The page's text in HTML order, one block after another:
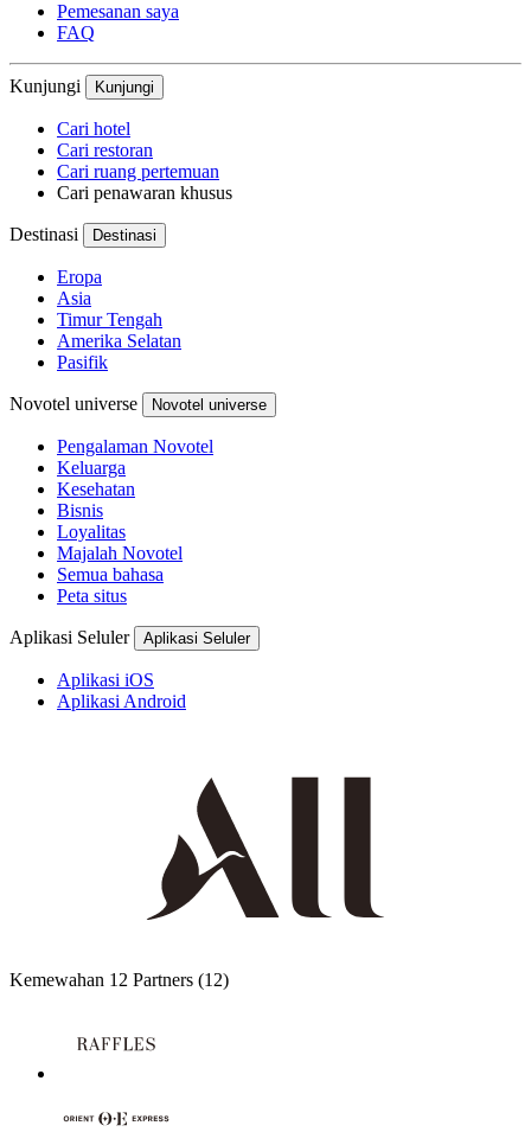
Pemesanan saya
FAQ
Kunjungi Kunjungi
Cari hotel
Cari restoran
Cari ruang pertemuan
Cari penawaran khusus
Destinasi Destinasi
Eropa
Asia
Timur Tengah
Amerika Selatan
Pasifik
Novotel universe Novotel universe
Pengalaman Novotel
Keluarga
Kesehatan
Bisnis
Loyalitas
Majalah Novotel
Semua bahasa
Peta situs
Aplikasi Seluler Aplikasi Seluler
Aplikasi iOS
Aplikasi Android
Kemewahan 12 Partners (12)